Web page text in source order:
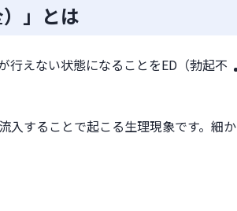
」とは
行えない状態になることをED（勃起不
入することで起こる生理現象です。細か